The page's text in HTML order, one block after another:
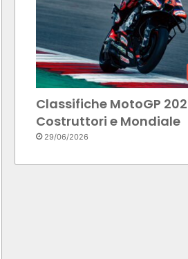
Classifiche MotoGP
Costruttori e Mondiale
29/06/2026